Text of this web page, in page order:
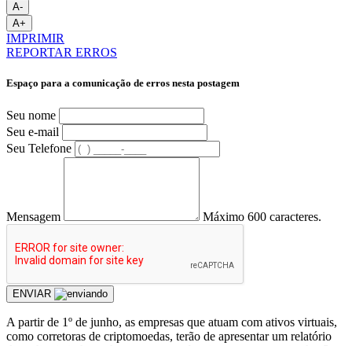
A-
A+
IMPRIMIR
REPORTAR ERROS
Espaço para a comunicação de erros nesta postagem
Seu nome
Seu e-mail
Seu Telefone
Mensagem Máximo 600 caracteres.
ENVIAR
A partir de 1º de junho, as empresas que atuam com ativos virtuais,
como corretoras de criptomoedas, terão de apresentar um relatório